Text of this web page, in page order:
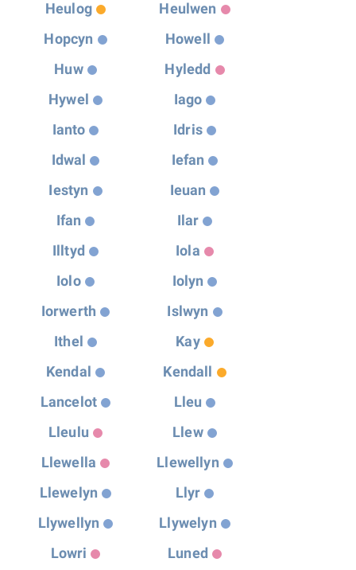
Heulog
Heulwen
Hopcyn
Howell
Huw
Hyledd
Hywel
Iago
Ianto
Idris
Idwal
Iefan
Iestyn
Ieuan
Ifan
Ilar
Illtyd
Iola
Iolo
Iolyn
Iorwerth
Islwyn
Ithel
Kay
Kendal
Kendall
Lancelot
Lleu
Lleulu
Llew
Llewella
Llewellyn
Llewelyn
Llyr
Llywellyn
Llywelyn
Lowri
Luned